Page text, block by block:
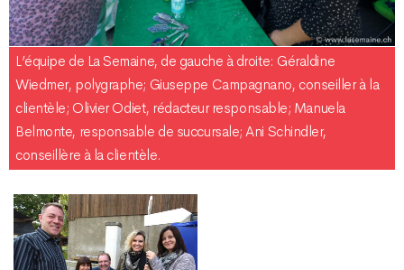
L’équipe de La Semaine, de gauche à droite: Géraldine
Wiedmer, polygraphe; Giuseppe Campagnano, conseiller à la
clientèle; Olivier Odiet, rédacteur responsable; Manuela
Belmonte, responsable de succursale; Ani Schindler,
conseillère à la clientèle.